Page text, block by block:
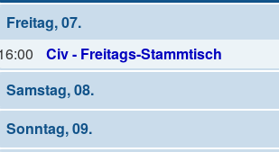
Freitag, 07.
Civ - Freitags-Stammtisch
Samstag, 08.
Sonntag, 09.